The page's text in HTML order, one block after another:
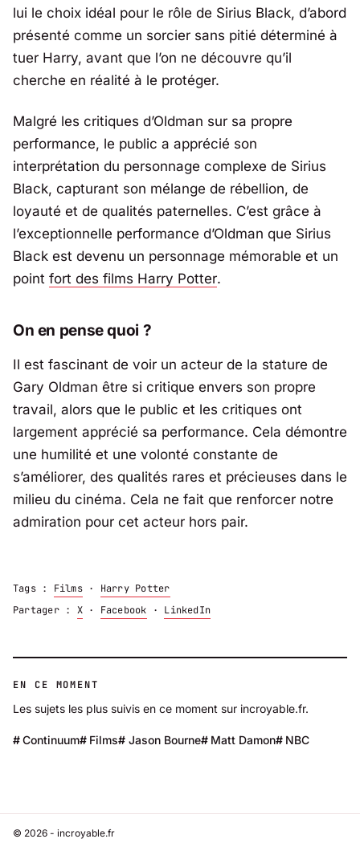
lui le choix idéal pour le rôle de Sirius Black, d’abord
présenté comme un sorcier sans pitié déterminé à
tuer Harry, avant que l’on ne découvre qu’il
cherche en réalité à le protéger.
Malgré les critiques d’Oldman sur sa propre
performance, le public a apprécié son
interprétation du personnage complexe de Sirius
Black, capturant son mélange de rébellion, de
loyauté et de qualités paternelles. C’est grâce à
l’exceptionnelle performance d’Oldman que Sirius
Black est devenu un personnage mémorable et un
point fort des films Harry Potter.
On en pense quoi ?
Il est fascinant de voir un acteur de la stature de
Gary Oldman être si critique envers son propre
travail, alors que le public et les critiques ont
largement apprécié sa performance. Cela démontre
une humilité et une volonté constante de
s’améliorer, des qualités rares et précieuses dans le
milieu du cinéma. Cela ne fait que renforcer notre
admiration pour cet acteur hors pair.
Tags : Films· Harry Potter
Partager : X· Facebook · LinkedIn
EN CE MOMENT
Les sujets les plus suivis en ce moment sur incroyable.fr.
Continuum Films Jason Bourne Matt Damon NBC
© 2026 - incroyable.fr